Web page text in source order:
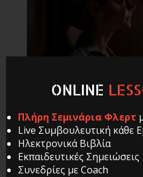
Υπάρχει μια κοπέλα,
το γυμναστήριο, τα
κάνεις κλπ, η οποία
ONLINE
Πλήρη Σεμινάρια Φλερτ
Live Συμβουλευτική κάθε
Ηλεκτρονικά Βιβλία
Εκπαιδευτικές Σημειώσεις
Συνεδρίες με Coach